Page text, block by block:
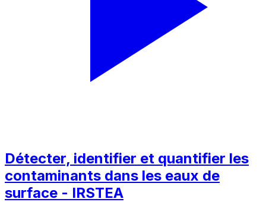
Détecter, identifier et quantifier les
contaminants dans les eaux de
surface - IRSTEA